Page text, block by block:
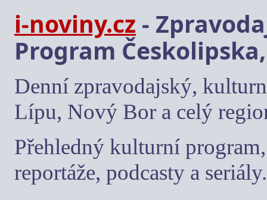
i-noviny.cz -
Program
Denní zpravodajský,
Lípu, Nový Bor a celý
Přehledný kulturní
reportáže, podcasty a seriály.